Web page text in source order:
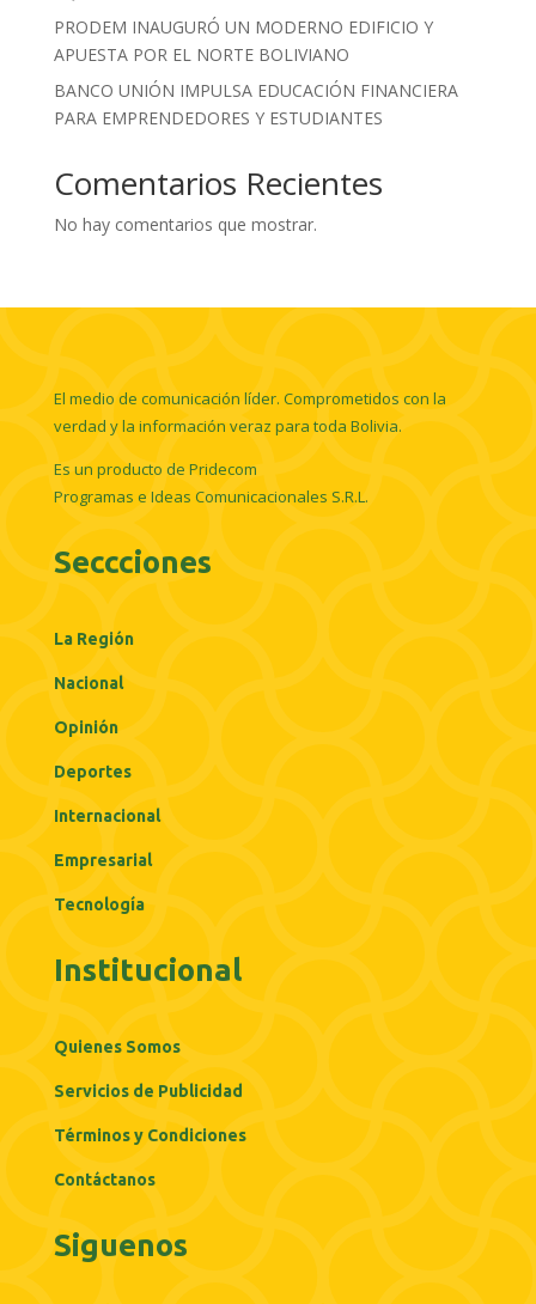
PRODEM INAUGURÓ UN MODERNO EDIFICIO Y
APUESTA POR EL NORTE BOLIVIANO
BANCO UNIÓN IMPULSA EDUCACIÓN FINANCIERA
PARA EMPRENDEDORES Y ESTUDIANTES
Comentarios Recientes
No hay comentarios que mostrar.
El medio de comunicación líder. Comprometidos con la
verdad y la información veraz para toda Bolivia.
Es un producto de Pridecom
Programas e Ideas Comunicacionales S.R.L.
Seccciones
La Región
Nacional
Opinión
Deportes
Internacional
Empresarial
Tecnología
Institucional
Quienes Somos
Servicios de Publicidad
Términos y Condiciones
Contáctanos
Siguenos